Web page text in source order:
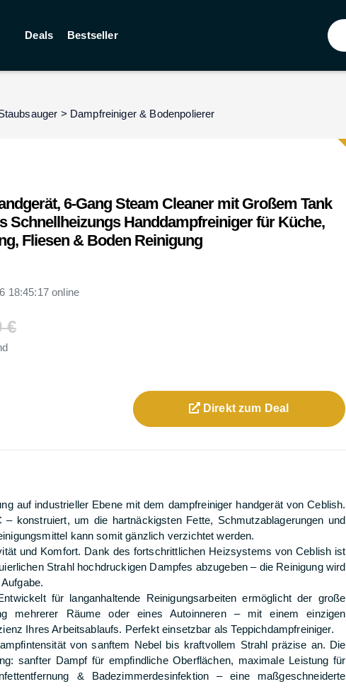
Deals Bestseller
> Dampfreiniger & Bodenpolierer
6-Gang Steam Cleaner mit Großem Tank
Schnellheizungs Handdampfreiniger für Küche,
Fliesen & Boden Reinigung
18:45:17 online
€
Direkt zum Deal
auf industrieller Ebene mit dem dampfreiniger handgerät von Ceblish.
konstruiert, um die hartnäckigsten Fette, Schmutzablagerungen und
kann somit gänzlich verzichtet werden.
und Komfort. Dank des fortschrittlichen Heizsystems von Ceblish ist
Strahl hochdruckigen Dampfes abzugeben – die Reinigung wird
für langanhaltende Reinigungsarbeiten ermöglicht der große
mehrerer Räume oder eines Autoinneren – mit einem einzigen
Ihres Arbeitsablaufs. Perfekt einsetzbar als Teppichdampfreiniger.
von sanftem Nebel bis kraftvollem Strahl präzise an. Die
sanfter Dampf für empfindliche Oberflächen, maximale Leistung für
& Badezimmerdesinfektion – eine maßgeschneiderte